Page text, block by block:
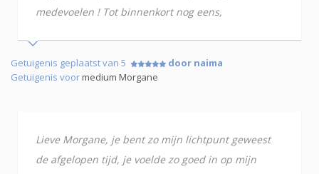
medevoelen ! Tot binnenkort nog eens,
Getuigenis geplaatst van 5
door naima
Getuigenis voormedium Morgane
Lieve Morgane, je bent zo mijn lichtpunt geweest
de afgelopen tijd, je voelde zo goed in op mijn